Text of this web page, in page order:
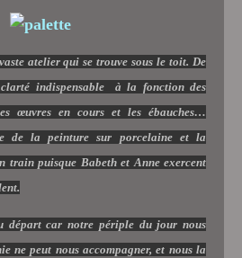
atelier qui se trouve sous le toit. De
indispensable
à la fonction des
œuvres en cours et les ébauches…
de la peinture sur porcelaine et la
train puisque Babeth et Anne exercent
départ car notre périple du jour nous
ne peut nous accompagner, et nous la